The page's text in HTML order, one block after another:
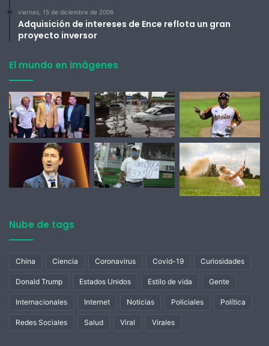
viernes, 15 de diciembre de 2006
Adquisición de intereses de Ence reflota un gran
proyecto inversor
El mundo en imágenes
Nube de tags
China Ciencia Coronavirus Covid-19 Curiosidades
Donald Trump Estados Unidos Estilo de vida Gente
Internacionales Internet Noticias Policiales Política
Redes Sociales Salud Viral Virales